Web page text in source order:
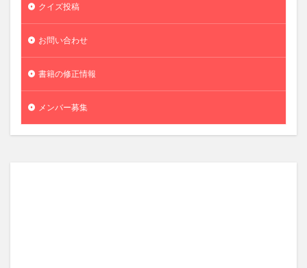
クイズ投稿
お問い合わせ
書籍の修正情報
メンバー募集